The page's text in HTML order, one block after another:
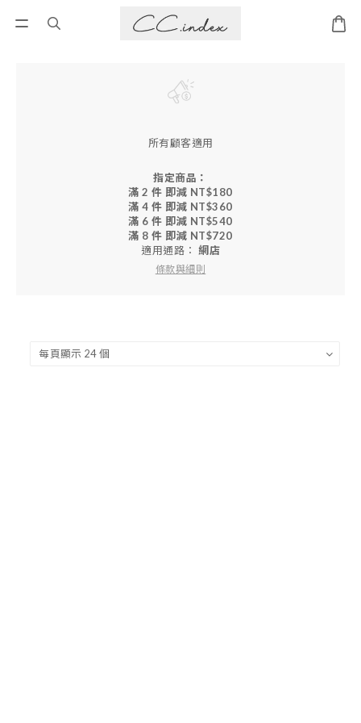
所有顧客適用
指定商品：
滿 2 件 即減 NT$180
滿 4 件 即減 NT$360
滿 6 件 即減 NT$540
滿 8 件 即減 NT$720
適用通路： 網店
條款與細則